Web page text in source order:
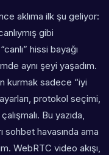
aklıma ilk şu geliyor:
gibi
hissi bayağı
aynı şeyi yaşadım.
kurmak sadece “iyi
protokol seçimi,
Bu yazıda,
sohbet havasında ama
WebRTC video akışı,